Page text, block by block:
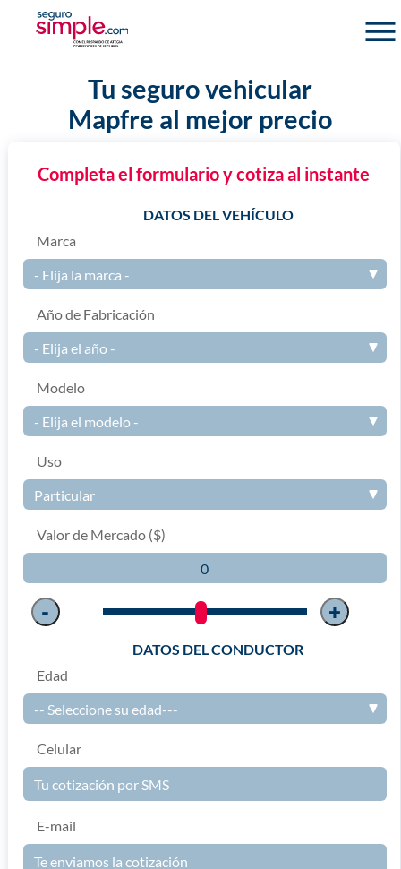
menu
Tu seguro vehicular
Mapfre al mejor precio
Completa el formulario y cotiza al instante
DATOS DEL VEHÍCULO
Marca
Año de Fabricación
Modelo
Uso
Valor de Mercado ($)
- +
DATOS DEL CONDUCTOR
Edad
Celular
E-mail